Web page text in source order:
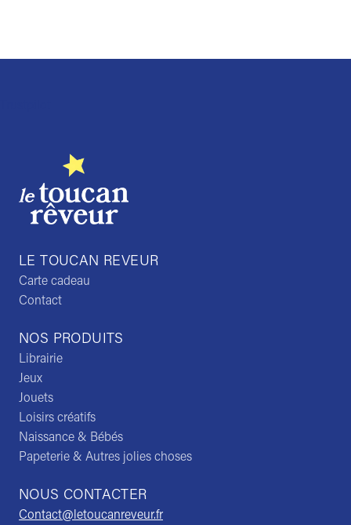
NOS PRODUITS
Librairie
Jeux
Jouets
Loisirs créatifs
Naissance & Bébés
Papeterie & Autres jolies choses
NOUS CONTACTER
Contact@letoucanreveur.fr
LE TOUCAN REVEUR
Carte cadeau
Contact